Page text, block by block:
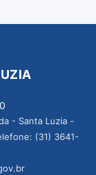
- Santa Luzia -
(31) 3641-